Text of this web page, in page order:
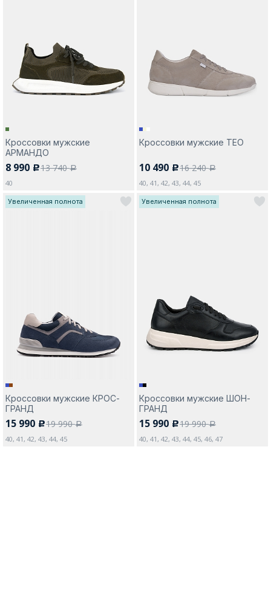
Кроссовки мужские
АРМАНДО
8 990 c13 740a
40
Кроссовки мужские ТЕО
10 490 c16 240a
40, 41, 42, 43, 44, 45
Увеличенная полнота
Кроссовки мужские КРОС-
ГРАНД
15 990 c19 990a
40, 41, 42, 43, 44, 45
Увеличенная полнота
Кроссовки мужские ШОН-
ГРАНД
15 990 c19 990a
40, 41, 42, 43, 44, 45, 46, 47